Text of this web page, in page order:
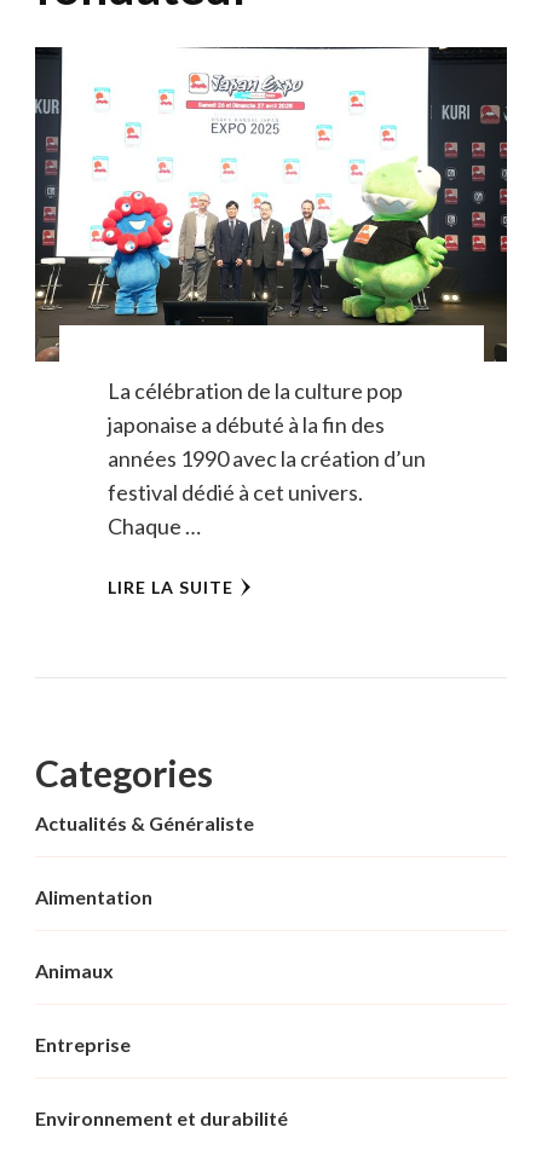
La célébration de la culture pop
japonaise a débuté à la fin des
années 1990 avec la création d’un
festival dédié à cet univers.
Chaque …
LIRE LA SUITE
Categories
Actualités & Généraliste
Alimentation
Animaux
Entreprise
Environnement et durabilité